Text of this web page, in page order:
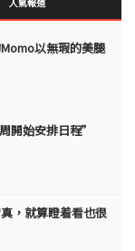
以無瑕的美腿
開始安排日程”
，就算瞪着看也很